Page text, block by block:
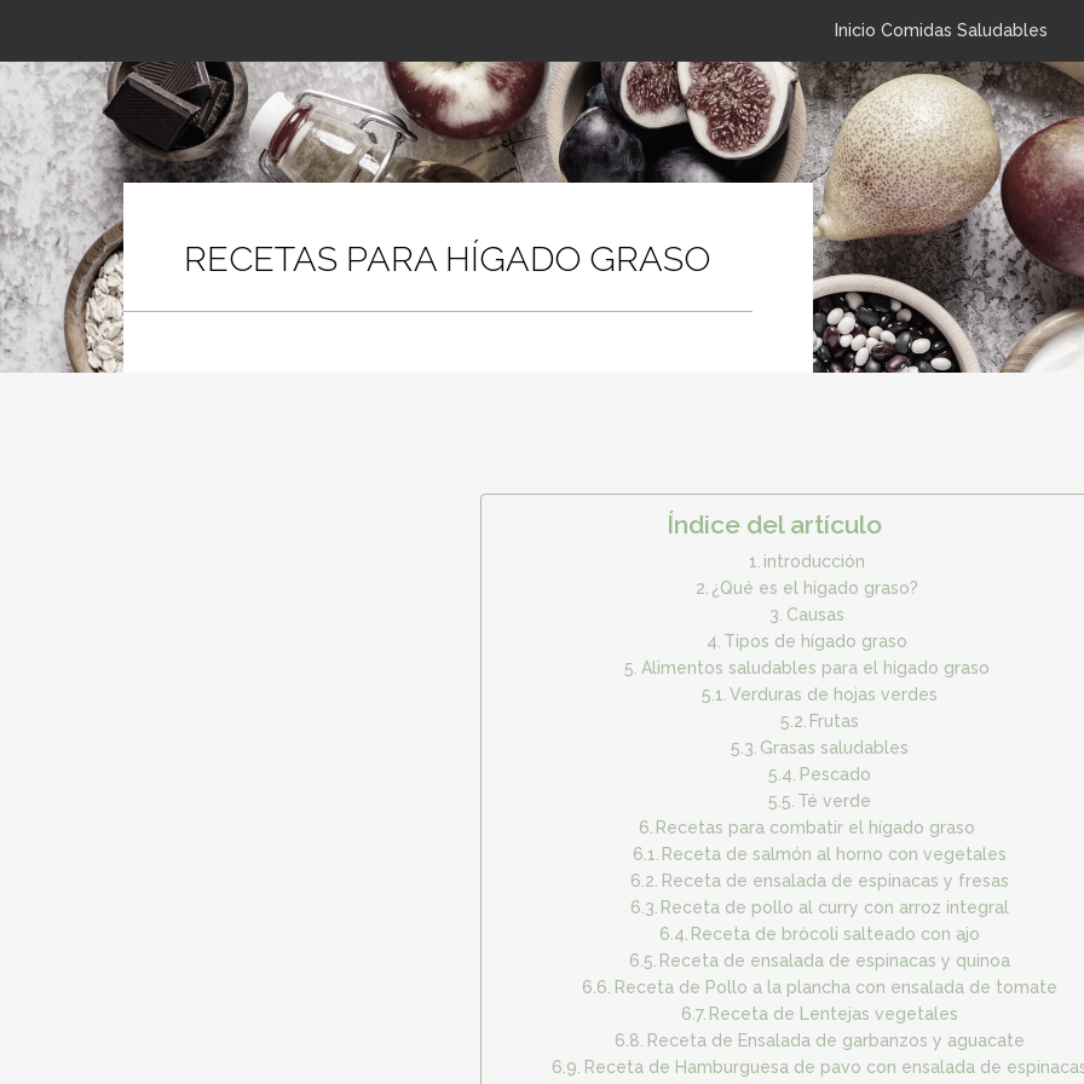
Inicio Comidas Saludables
RECETAS PARA HÍGADO GRASO
Índice del artículo
introducción
¿Qué es el hígado graso?
Causas
Tipos de hígado graso
Alimentos saludables para el hígado graso
Verduras de hojas verdes
Frutas
Grasas saludables
Pescado
Té verde
Recetas para combatir el hígado graso
Receta de salmón al horno con vegetales
Receta de ensalada de espinacas y fresas
Receta de pollo al curry con arroz integral
Receta de brócoli salteado con ajo
Receta de ensalada de espinacas y quinoa
Receta de Pollo a la plancha con ensalada de tomate
Receta de Lentejas vegetales
Receta de Ensalada de garbanzos y aguacate
Receta de Hamburguesa de pavo con ensalada de